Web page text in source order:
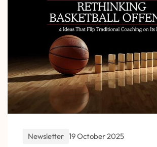
Newsletter 19 October 2025